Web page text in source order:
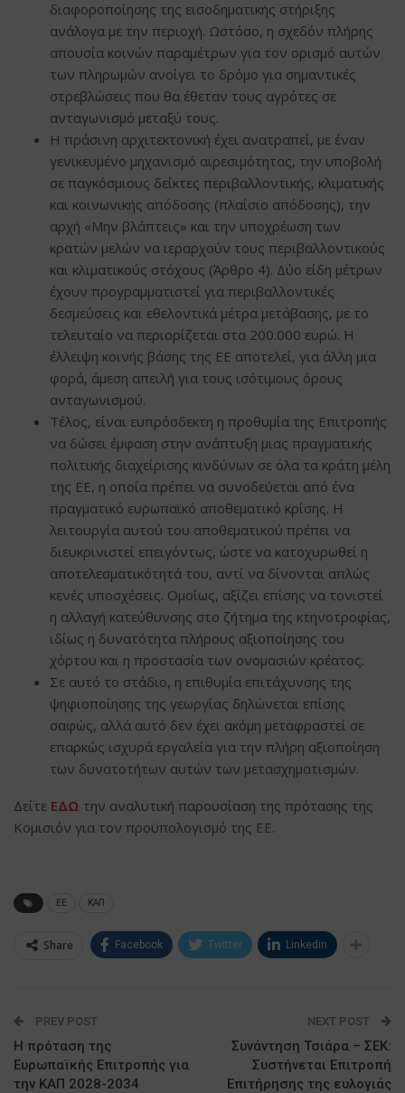
διαφοροποίησης της εισοδηματικής στήριξης
ανάλογα με την περιοχή. Ωστόσο, η σχεδόν πλήρης
απουσία κοινών παραμέτρων για τον ορισμό αυτών
των πληρωμών ανοίγει το δρόμο για σημαντικές
στρεβλώσεις που θα έθεταν τους αγρότες σε
ανταγωνισμό μεταξύ τους.
Η πράσινη αρχιτεκτονική έχει ανατραπεί, με έναν
γενικευμένο μηχανισμό αιρεσιμότητας, την υποβολή
σε παγκόσμιους δείκτες περιβαλλοντικής, κλιματικής
και κοινωνικής απόδοσης (πλαίσιο απόδοσης), την
αρχή «Μην βλάπτεις» και την υποχρέωση των
κρατών μελών να ιεραρχούν τους περιβαλλοντικούς
και κλιματικούς στόχους (Άρθρο 4). Δύο είδη μέτρων
έχουν προγραμματιστεί για περιβαλλοντικές
δεσμεύσεις και εθελοντικά μέτρα μετάβασης, με το
τελευταίο να περιορίζεται στα 200.000 ευρώ. Η
έλλειψη κοινής βάσης της ΕΕ αποτελεί, για άλλη μια
φορά, άμεση απειλή για τους ισότιμους όρους
ανταγωνισμού.
Τέλος, είναι ευπρόσδεκτη η προθυμία της Επιτροπής
να δώσει έμφαση στην ανάπτυξη μιας πραγματικής
πολιτικής διαχείρισης κινδύνων σε όλα τα κράτη μέλη
της ΕΕ, η οποία πρέπει να συνοδεύεται από ένα
πραγματικό ευρωπαϊκό αποθεματικό κρίσης. Η
λειτουργία αυτού του αποθεματικού πρέπει να
διευκρινιστεί επειγόντως, ώστε να κατοχυρωθεί η
αποτελεσματικότητά του, αντί να δίνονται απλώς
κενές υποσχέσεις. Ομοίως, αξίζει επίσης να τονιστεί
η αλλαγή κατεύθυνσης στο ζήτημα της κτηνοτροφίας,
ιδίως η δυνατότητα πλήρους αξιοποίησης του
χόρτου και η προστασία των ονομασιών κρέατος.
Σε αυτό το στάδιο, η επιθυμία επιτάχυνσης της
ψηφιοποίησης της γεωργίας δηλώνεται επίσης
σαφώς, αλλά αυτό δεν έχει ακόμη μεταφραστεί σε
επαρκώς ισχυρά εργαλεία για την πλήρη αξιοποίηση
των δυνατοτήτων αυτών των μετασχηματισμών.
Δείτε ΕΔΩ την αναλυτική παρουσίαση της πρότασης της
Κομισιόν για τον προϋπολογισμό της ΕΕ.
ΕΕ ΚΑΠ
Share Facebook Twitter Linkedin
PREV POST
Η πρόταση της
Ευρωπαϊκής Επιτροπής για
την ΚΑΠ 2028-2034
NEXT POST
Συνάντηση Τσιάρα – ΣΕΚ:
Συστήνεται Επιτροπή
Επιτήρησης της ευλογιάς